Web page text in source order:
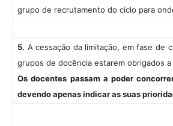
grupo de recrutamento do ciclo para
5. A cessação da limitação, em fase de
grupos de docência estarem obrigados
Os docentes passam a poder
devendo apenas indicar as suas